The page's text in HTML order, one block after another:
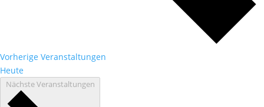
Vorherige Veranstaltungen
Heute
NächsteVeranstaltungen